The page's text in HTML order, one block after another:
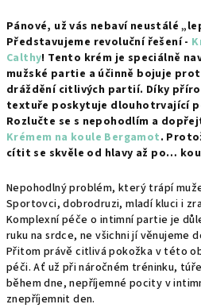
Pánové, už vás nebaví neustálé
Představujeme revoluční řešení -
Calthy! Tento krém je speciálně
mužské partie a účinně bojuje
dráždění citlivých partií. Díky
textuře poskytuje dlouhotrvající
Rozlučte se s nepohodlím a
Krémem na koule Bergamot.
cítit se skvěle od hlavy až po…
Nepohodlný problém, který trápí
Sportovci, dobrodruzi, mladí kluci i
Komplexní péče o intimní partie je
ruku na srdce, ne všichni jí věnujeme
Přitom právě citlivá pokožka v této
péči. Ať už při náročném tréninku,
během dne, nepříjemné pocity v
znepříjemnit den.